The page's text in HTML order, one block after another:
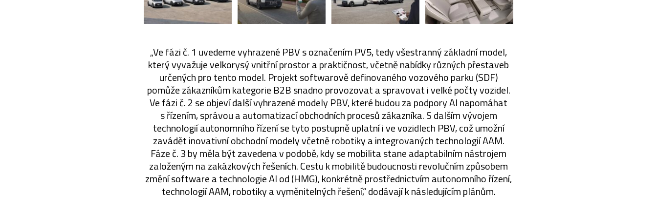
„Ve fázi č. 1 uvedeme vyhrazené PBV s označením PV5, tedy všestranný základní model,
který vyvažuje velkorysý vnitřní prostor a praktičnost, včetně nabídky různých přestaveb
určených pro tento model. Projekt softwarově definovaného vozového parku (SDF)
pomůže zákazníkům kategorie B2B snadno provozovat a spravovat i velké počty vozidel.
Ve fázi č. 2 se objeví další vyhrazené modely PBV, které budou za podpory AI napomáhat
s řízením, správou a automatizací obchodních procesů zákazníka. S dalším vývojem
technologií autonomního řízení se tyto postupně uplatní i ve vozidlech PBV, což umožní
zavádět inovativní obchodní modely včetně robotiky a integrovaných technologií AAM.
Fáze č. 3 by měla být zavedena v podobě, kdy se mobilita stane adaptabilním nástrojem
založeným na zakázkových řešeních. Cestu k mobilitě budoucnosti revolučním způsobem
změní software a technologie AI od (HMG), konkrétně prostřednictvím autonomního řízení,
technologií AAM, robotiky a vyměnitelných řešení,“ dodávají k následujícím plánům.